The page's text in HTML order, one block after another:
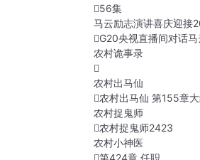
56集
马云励志演讲喜庆迎接
G20央视直播间对话马
农村诡事录
农村出马仙
农村出马仙 第155章
农村捉鬼师
农村捉鬼师2423
农村小神医
第424章 任职